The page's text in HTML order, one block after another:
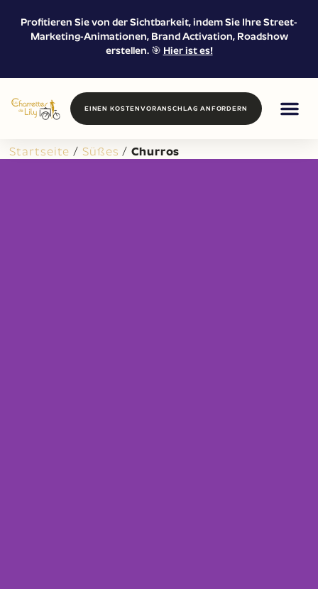
Profitieren Sie von der Sichtbarkeit, indem Sie Ihre Street-
Marketing-Animationen, Brand Activation, Roadshow
erstellen. 🎯 Hier ist es!
EINEN KOSTENVORANSCHLAG ANFORDERN
Startseite / Süßes /Churros